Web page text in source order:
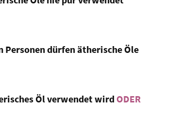
Personen dürfen ätherische Öle
Öl verwendet wird ODER